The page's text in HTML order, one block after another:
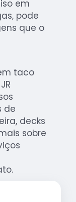
em
pode
que o
taco
de
decks
sobre